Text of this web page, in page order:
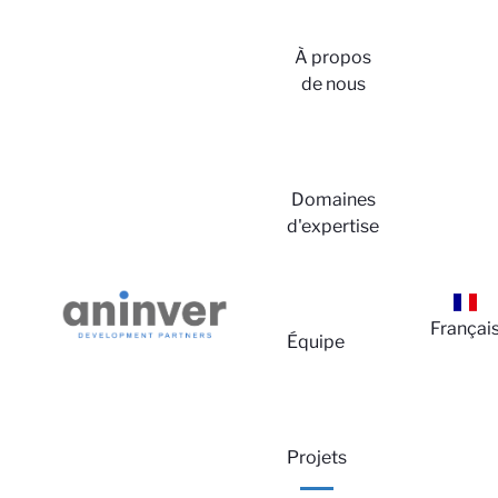
À propos
de nous
Domaines
d'expertise
Équipe
Projets